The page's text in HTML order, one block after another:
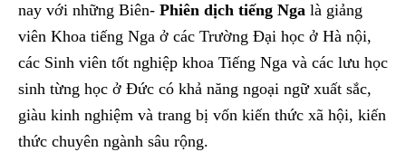
nay với những Biên- Phiên dịch tiếng Nga là giảng
viên Khoa tiếng Nga ở các Trường Đại học ở Hà nội,
các Sinh viên tốt nghiệp khoa Tiếng Nga và các lưu học
sinh từng học ở Đức có khả năng ngoại ngữ xuất sắc,
giàu kinh nghiệm và trang bị vốn kiến thức xã hội, kiến
thức chuyên ngành sâu rộng.